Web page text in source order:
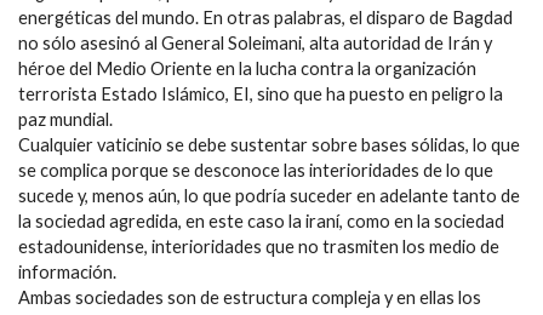
energéticas del mundo. En otras palabras, el disparo de Bagdad
no sólo asesinó al General Soleimani, alta autoridad de Irán y
héroe del Medio Oriente en la lucha contra la organización
terrorista Estado Islámico, EI, sino que ha puesto en peligro la
paz mundial.
Cualquier vaticinio se debe sustentar sobre bases sólidas, lo que
se complica porque se desconoce las interioridades de lo que
sucede y, menos aún, lo que podría suceder en adelante tanto de
la sociedad agredida, en este caso la iraní, como en la sociedad
estadounidense, interioridades que no trasmiten los medio de
información.
Ambas sociedades son de estructura compleja y en ellas los